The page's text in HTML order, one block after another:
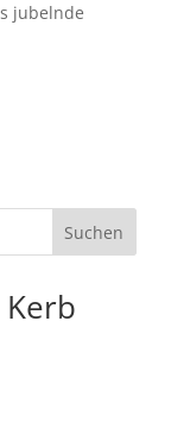
jubelnde